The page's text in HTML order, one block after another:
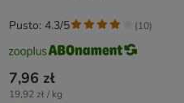
7,96 zł
19,92 zł / kg
Pusto: 4.3/5 (10)